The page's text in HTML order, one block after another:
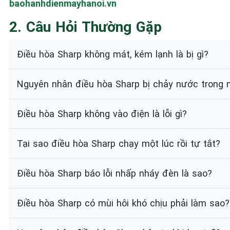
baohanhdienmayhanoi.vn
2. Câu Hỏi Thường Gặp
Điều hòa Sharp không mát, kém lạnh là bị gì?
Nguyên nhân điều hòa Sharp bị chảy nước trong
Điều hòa Sharp không vào điện là lỗi gì?
Tại sao điều hòa Sharp chạy một lúc rồi tự tắt?
Điều hòa Sharp báo lỗi nhấp nháy đèn là sao?
Điều hòa Sharp có mùi hôi khó chịu phải làm sao?